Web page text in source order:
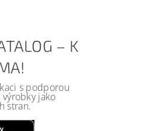
– K
s podporou
jako
stran.